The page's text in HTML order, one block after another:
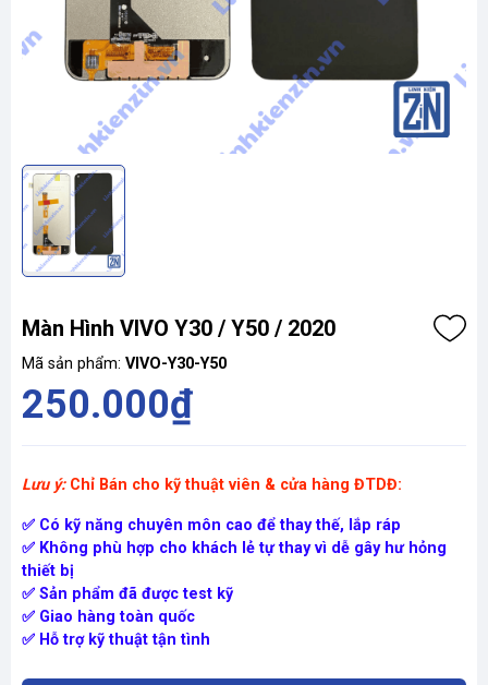
Màn Hình VIVO Y30 / Y50 / 2020
Mã sản phẩm: VIVO-Y30-Y50
250.000₫
Lưu ý: Chỉ Bán cho kỹ thuật viên & cửa hàng ĐTDĐ:
✅ Có kỹ năng chuyên môn cao để thay thế, lắp ráp
✅ Không phù hợp cho khách lẻ tự thay vì dễ gây hư hỏng
thiết bị
✅ Sản phẩm đã được test kỹ
✅ Giao hàng toàn quốc
✅ Hỗ trợ kỹ thuật tận tình